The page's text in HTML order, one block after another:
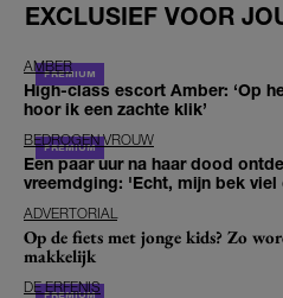
EXCLUSIEF VOOR
AMBER
High-class escort Amber: ‘Op
hoor ik een zachte klik’
BEDROGEN VROUW
Een paar uur na haar dood
vreemdging: 'Echt, mijn bek viel
ADVERTORIAL
Op de fiets met jonge kids? Zo
makkelijk
DE ERFENIS